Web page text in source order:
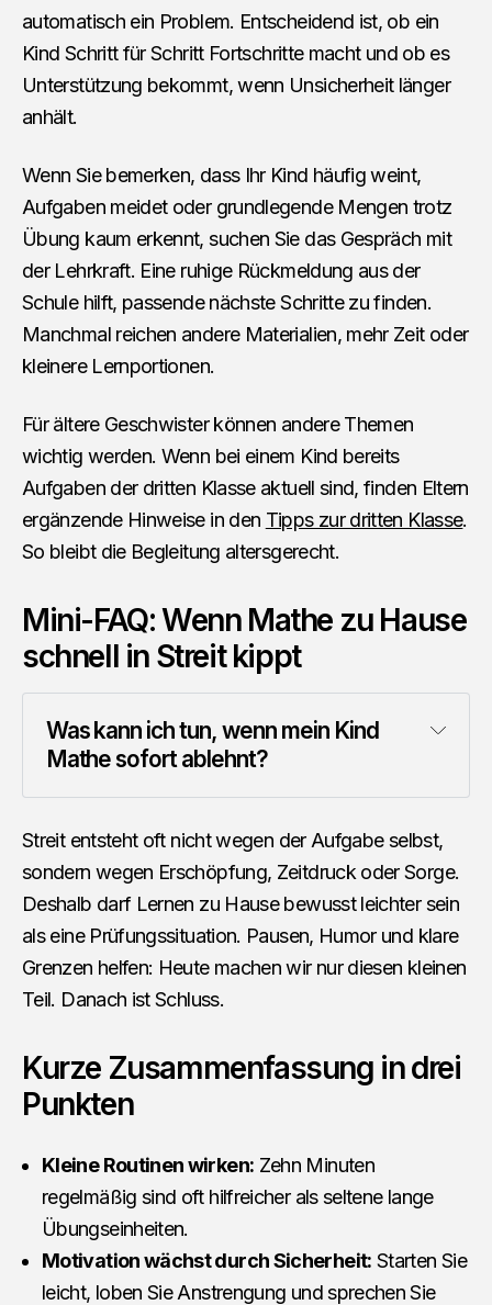
automatisch ein Problem. Entscheidend ist, ob ein
Kind Schritt für Schritt Fortschritte macht und ob es
Unterstützung bekommt, wenn Unsicherheit länger
anhält.
Wenn Sie bemerken, dass Ihr Kind häufig weint,
Aufgaben meidet oder grundlegende Mengen trotz
Übung kaum erkennt, suchen Sie das Gespräch mit
der Lehrkraft. Eine ruhige Rückmeldung aus der
Schule hilft, passende nächste Schritte zu finden.
Manchmal reichen andere Materialien, mehr Zeit oder
kleinere Lernportionen.
Für ältere Geschwister können andere Themen
wichtig werden. Wenn bei einem Kind bereits
Aufgaben der dritten Klasse aktuell sind, finden Eltern
ergänzende Hinweise in den Tipps zur dritten Klasse.
So bleibt die Begleitung altersgerecht.
Mini-FAQ: Wenn Mathe zu Hause
schnell in Streit kippt
Was kann ich tun, wenn mein Kind
Mathe sofort ablehnt?
Streit entsteht oft nicht wegen der Aufgabe selbst,
sondern wegen Erschöpfung, Zeitdruck oder Sorge.
Deshalb darf Lernen zu Hause bewusst leichter sein
als eine Prüfungssituation. Pausen, Humor und klare
Grenzen helfen: Heute machen wir nur diesen kleinen
Teil. Danach ist Schluss.
Kurze Zusammenfassung in drei
Punkten
Kleine Routinen wirken: Zehn Minuten
regelmäßig sind oft hilfreicher als seltene lange
Übungseinheiten.
Motivation wächst durch Sicherheit: Starten Sie
leicht, loben Sie Anstrengung und sprechen Sie